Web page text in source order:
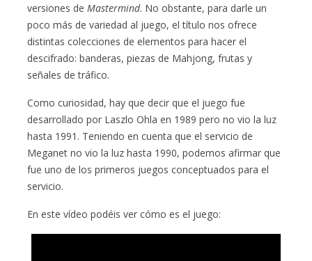
versiones de Mastermind. No obstante, para darle un
poco más de variedad al juego, el título nos ofrece
distintas colecciones de elementos para hacer el
descifrado: banderas, piezas de Mahjong, frutas y
señales de tráfico.
Como curiosidad, hay que decir que el juego fue
desarrollado por Laszlo Ohla en 1989 pero no vio la luz
hasta 1991. Teniendo en cuenta que el servicio de
Meganet no vio la luz hasta 1990, podemos afirmar que
fue uno de los primeros juegos conceptuados para el
servicio.
En este vídeo podéis ver cómo es el juego: